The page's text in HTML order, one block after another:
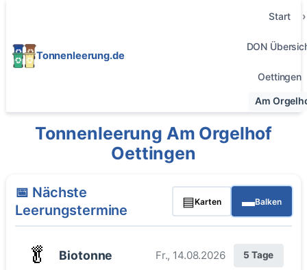
Tonnenleerung.de
Start
DON
Oettingen
Am
Tonnenleerung Am Orgelhof
Oettingen
📅 Nächste
Leerungstermine
▤Karten ▬Balken
🥬 Biotonne Fr., 14.08.2026 5 Tage